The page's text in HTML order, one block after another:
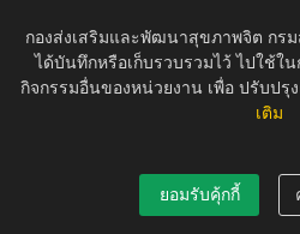
กองส่งเสริมและพัฒนาสุขภาพจิต กร
ได้บันทึกหรือเก็บรวบรวมไว้ ไปใช้ใ
กิจกรรมอื่นของหน่วยงาน เพื่อ ปรับปรุ
เติม
ยอมรับคุ้กกี้